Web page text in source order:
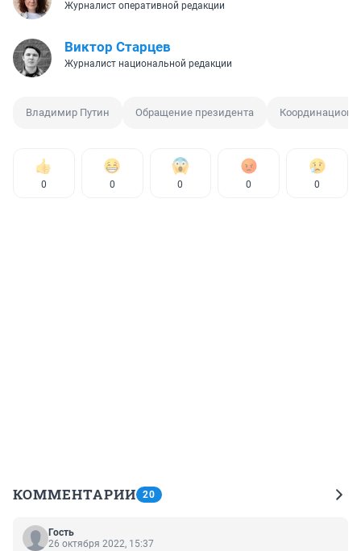
Журналист оперативной редакции
Виктор Старцев
Журналист национальной редакции
Владимир Путин Обращение президента
0 0 0 0 0
КОММЕНТАРИИ 20
Гость
26 октября 2022, 15:37